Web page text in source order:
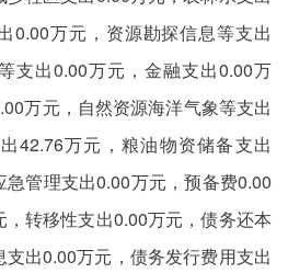
0.00万元，资源勘探信息等支出
支出0.00万元，金融支出0.00万
万元，自然资源海洋气象等支出
42.76万元，粮油物资储备支出
管理支出0.00万元，预备费0.00
转移性支出0.00万元，债务还本
出0.00万元，债务发行费用支出